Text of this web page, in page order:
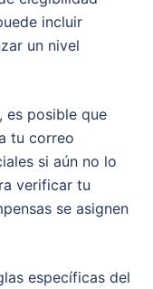
incluir
un nivel
es posible que
tu correo
si aún no lo
verificar tu
se asignen
específicas del